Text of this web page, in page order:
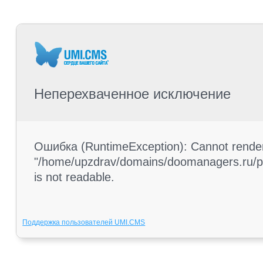
Неперехваченное исключение
Ошибка (RuntimeException): Cannot
"/home/upzdrav/domains/
is not readable.
Поддержка пользователей UMI.CMS